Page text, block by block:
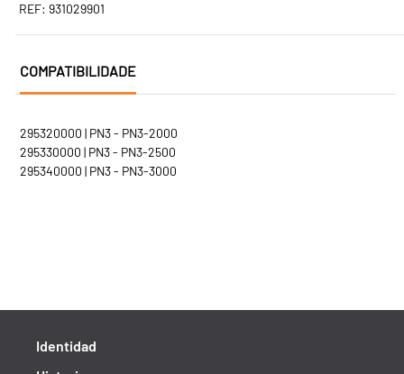
REF: 931029901
COMPATIBILIDADE
295320000 | PN3 - PN3-2000
295330000 | PN3 - PN3-2500
295340000 | PN3 - PN3-3000
Identidad